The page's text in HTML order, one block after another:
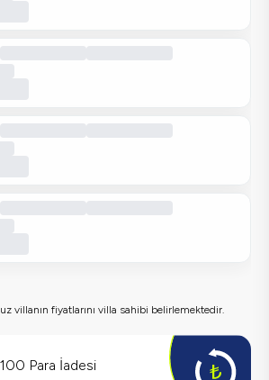
villanın fiyatlarını villa sahibi belirlemektedir.
Para İadesi